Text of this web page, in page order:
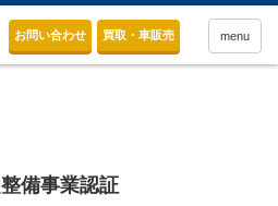
お問い合わせ 買取・車販売 menu
備事業認証